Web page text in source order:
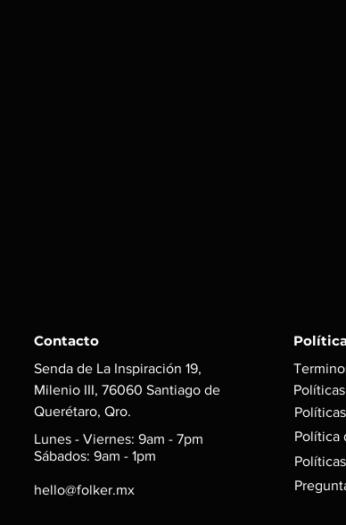
Contacto
Senda de La Inspiración 19,
Milenio III, 76060 Santiago de
Querétaro, Qro.
Lunes - Viernes: 9am - 7pm
Sábados: 9am - 1pm
hello@folker.mx
Política